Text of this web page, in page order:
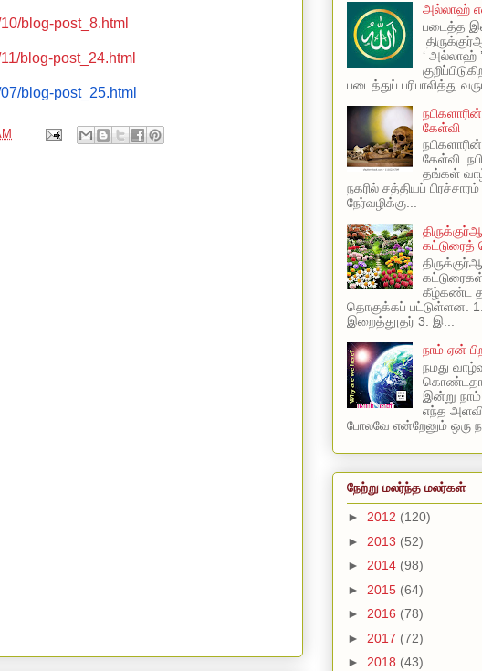
blog-post_8.html
blog-post_24.html
blog-post_25.html
அல்லாஹ்
படைத்த
‘ அல்லாஹ்
படைத்துப் பரிபாலித்து
கேள்வி
கேள்வி
தங்கள்
நகரில் சத்தியப்
நேர்வழிக்கு...
கட்டுரைத்
கீழ்கண்ட
தொகுக்கப் பட்டுள்ளன.
இறைத்தூதர் 3. இ...
நாம் ஏன்
நமது
இன்று நாம்
எந்த
போலவே என்றேனும் ஒரு
நேற்று மலர்ந்த மலர்கள்
► 2012 (120)
► 2013 (52)
► 2014 (98)
► 2015 (64)
► 2016 (78)
► 2017 (72)
► 2018 (43)